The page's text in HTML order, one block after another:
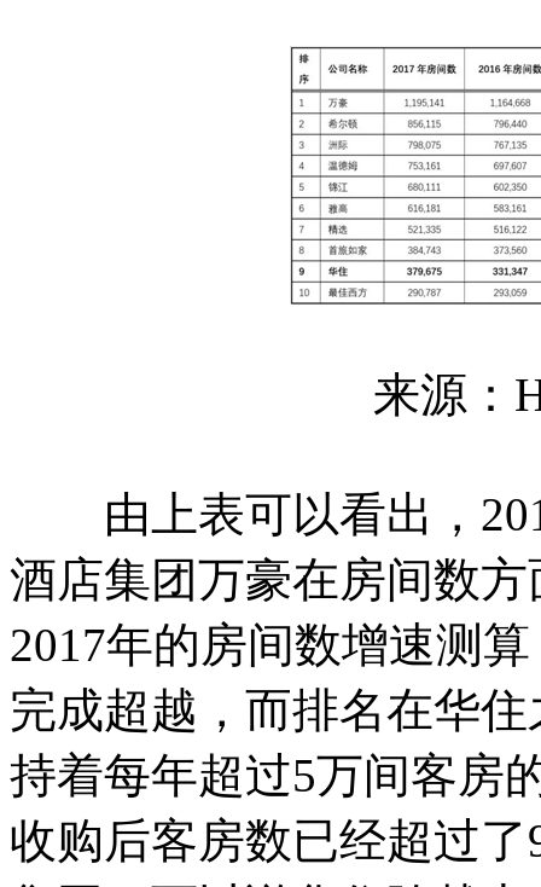
来源：
由上表可以看出，
酒店集团万豪在房间数
2017年的房间数增速测
完成超越，而排名在华
持着每年超过5万间客房
收购后客房数已经超过